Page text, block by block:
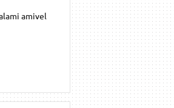
amivel